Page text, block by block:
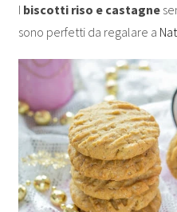
I biscotti riso e castagne
sono perfetti da regalare a